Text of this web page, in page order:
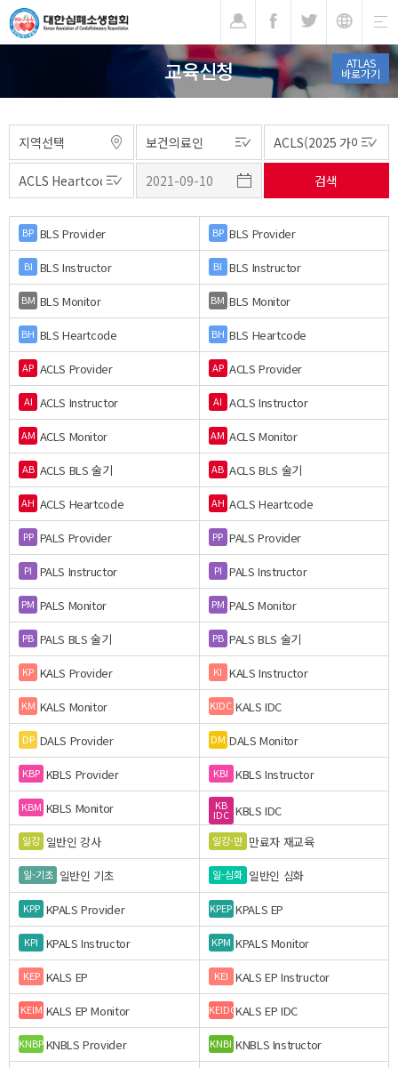
ATLAS
바로가기
교육신청
BP BLS Provider BP BLS Provider
BI BLS Instructor BI BLS Instructor
BM BLS Monitor BM BLS Monitor
BH BLS Heartcode BH BLS Heartcode
AP ACLS Provider AP ACLS Provider
AI ACLS Instructor AI ACLS Instructor
AM ACLS Monitor AM ACLS Monitor
AB ACLS BLS 술기 AB ACLS BLS 술기
AH ACLS Heartcode AH ACLS Heartcode
PP PALS Provider PP PALS Provider
PI PALS Instructor PI PALS Instructor
PM PALS Monitor PM PALS Monitor
PB PALS BLS 술기 PB PALS BLS 술기
KP KALS Provider KI KALS Instructor
KM KALS Monitor KIDC KALS IDC
DP DALS Provider DM DALS Monitor
KBP KBLS Provider KBI KBLS Instructor
KBM KBLS Monitor KB
IDC KBLS IDC
일강 일반인 강사 일강-만 만료자 재교육
일-기초 일반인 기초 일-심화 일반인 심화
KPP KPALS Provider KPEP KPALS EP
KPI KPALS Instructor KPM KPALS Monitor
KEP KALS EP KEI KALS EP Instructor
KEIM KALS EP Monitor KEIDCKALS EP IDC
KNBPKNBLS Provider KNBI KNBLS Instructor